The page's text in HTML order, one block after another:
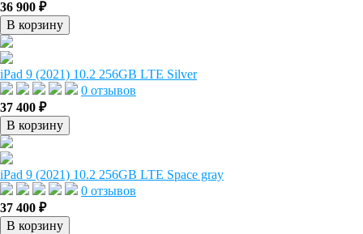
36 900 ₽
В корзину
iPad 9 (2021) 10.2 256GB LTE Silver
0 отзывов
37 400 ₽
В корзину
iPad 9 (2021) 10.2 256GB LTE Space gray
0 отзывов
37 400 ₽
В корзину